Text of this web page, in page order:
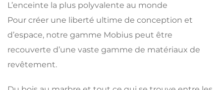
L’enceinte la plus polyvalente au monde
Pour créer une liberté ultime de conception et
d’espace, notre gamme Mobius peut être
recouverte d’une vaste gamme de matériaux de
revêtement.